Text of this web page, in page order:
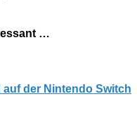
…
auf der Nintendo Switch